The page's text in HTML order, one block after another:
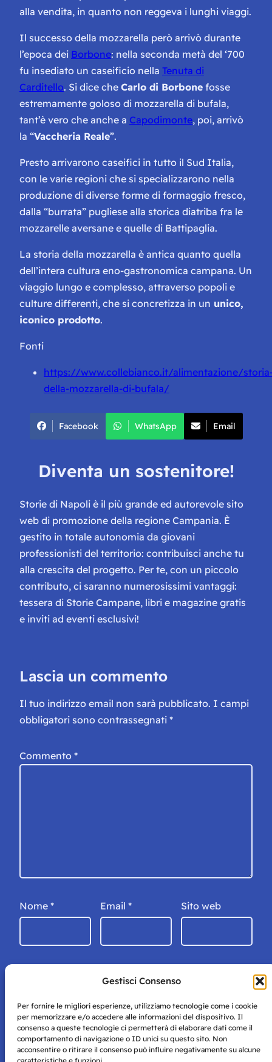
Gestisci Consenso
Per fornire le migliori esperienze, utilizziamo tecnologie come i cookie
per memorizzare e/o accedere alle informazioni del dispositivo. Il
consenso a queste tecnologie ci permetterà di elaborare dati come il
comportamento di navigazione o ID unici su questo sito. Non
acconsentire o ritirare il consenso può influire negativamente su alcune
alla vendita, in quanto non reggeva i lunghi viaggi.
Il successo della mozzarella però arrivò durante
l’epoca dei Borbone: nella seconda metà del ‘700
fu insediato un caseificio nella Tenuta di
Carditello. Si dice che Carlo di Borbone fosse
estremamente goloso di mozzarella di bufala,
tant’è vero che anche a Capodimonte, poi, arrivò
la “Vaccheria Reale”.
Presto arrivarono caseifici in tutto il Sud Italia,
con le varie regioni che si specializzarono nella
produzione di diverse forme di formaggio fresco,
dalla “burrata” pugliese alla storica diatriba fra le
mozzarelle aversane e quelle di Battipaglia.
La storia della mozzarella è antica quanto quella
dell’intera cultura eno-gastronomica campana. Un
viaggio lungo e complesso, attraverso popoli e
culture differenti, che si concretizza in un unico,
iconico prodotto.
Fonti
https://www.collebianco.it/alimentazione/
della-mozzarella-di-bufala/
Facebook WhatsApp Email
Diventa un sostenitore!
Storie di Napoli è il più grande ed autorevole sito
web di promozione della regione Campania. È
gestito in totale autonomia da giovani
professionisti del territorio: contribuisci anche tu
alla crescita del progetto. Per te, con un piccolo
contributo, ci saranno numerosissimi vantaggi:
tessera di Storie Campane, libri e magazine gratis
e inviti ad eventi esclusivi!
Lascia un commento
Il tuo indirizzo email non sarà pubblicato. I campi
obbligatori sono contrassegnati *
Commento *
Nome * Email * Sito web